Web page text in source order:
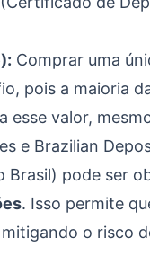
Comprar uma
pois a maioria
esse valor,
e Brazilian
Brasil) pode ser
. Isso permite
o risco